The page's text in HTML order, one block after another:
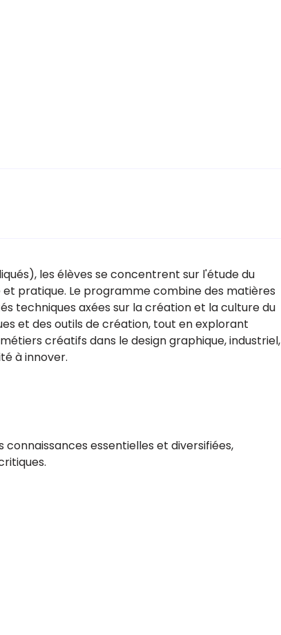
les élèves se concentrent sur l'étude du
pratique. Le programme combine des matières
techniques axées sur la création et la culture du
et des outils de création, tout en explorant
créatifs dans le design graphique, industriel,
à innover.
essentielles et diversifiées,